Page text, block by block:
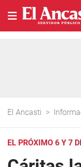
El Ancasti >
EL PRÓXIMO 6 Y 7